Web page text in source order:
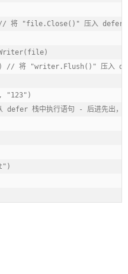
将 "file.Close()" 压入 defer
// 将 "writer.Flush()" 压入
"123")
defer 栈中执行语句 - 后进先出